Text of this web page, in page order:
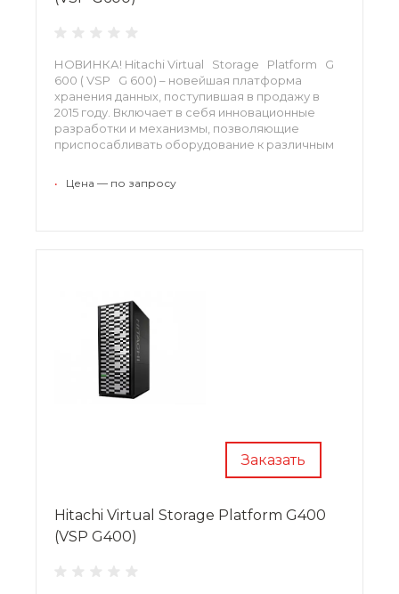
НОВИНКА! Hitachi Virtual Storage Platform G
600 ( VSP G 600) – новейшая платформа
хранения данных, поступившая в продажу в
2015 году. Включает в себя инновационные
разработки и механизмы, позволяющие
приспосабливать оборудование к различным
также модули FMD. Они являются фирменным
• Цена — по запросу
Заказать
Hitachi Virtual Storage Platform G400
(VSP G400)